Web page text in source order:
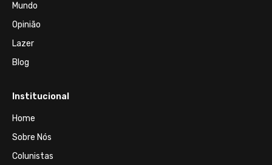
Mundo
Opinião
Lazer
Blog
Institucional
Home
Sobre Nós
Colunistas